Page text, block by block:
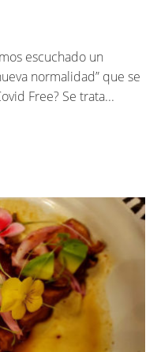
escuchado un
normalidad” que se
Free? Se trata...